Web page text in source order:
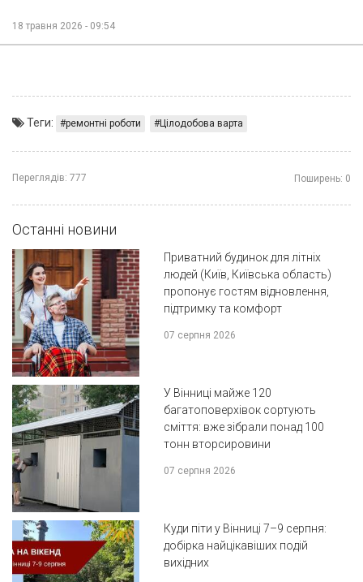
18 травня 2026 - 09:54
Теги: ремонтні роботи Цілодобова варта
Переглядів: 777 Поширень: 0
Останні новини
Приватний будинок для літніх
людей (Київ, Київська область)
пропонує гостям відновлення,
підтримку та комфорт
07 серпня 2026
У Вінниці майже 120
багатоповерхівок сортують
сміття: вже зібрали понад 100
тонн вторсировини
07 серпня 2026
Куди піти у Вінниці 7–9 серпня:
добірка найцікавіших подій
вихідних